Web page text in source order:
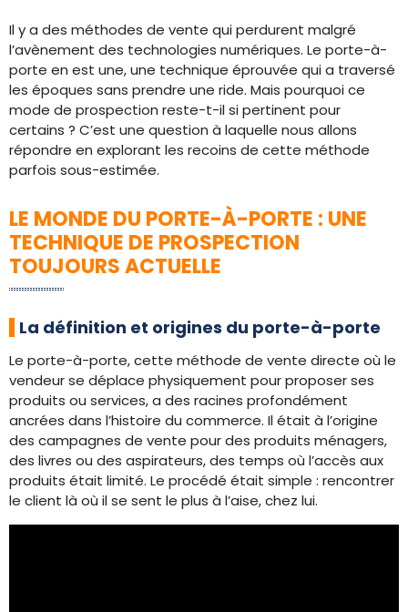
Il y a des méthodes de vente qui perdurent malgré
l’avènement des technologies numériques. Le porte-à-
porte en est une, une technique éprouvée qui a traversé
les époques sans prendre une ride. Mais pourquoi ce
mode de prospection reste-t-il si pertinent pour
certains ? C’est une question à laquelle nous allons
répondre en explorant les recoins de cette méthode
parfois sous-estimée.
LE MONDE DU PORTE-À-PORTE : UNE
TECHNIQUE DE PROSPECTION
TOUJOURS ACTUELLE
La définition et origines du porte-à-porte
Le porte-à-porte, cette méthode de vente directe où le
vendeur se déplace physiquement pour proposer ses
produits ou services, a des racines profondément
ancrées dans l’histoire du commerce. Il était à l’origine
des campagnes de vente pour des produits ménagers,
des livres ou des aspirateurs, des temps où l’accès aux
produits était limité. Le procédé était simple : rencontrer
le client là où il se sent le plus à l’aise, chez lui.